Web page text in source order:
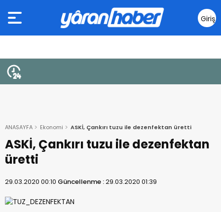
Giriş
Yap
ANASAYFA Ekonomi ASKİ, Çankırı tuzu ile dezenfektan üretti
ASKİ, Çankırı tuzu ile dezenfektan
üretti
29.03.2020 00:10 Güncellenme :29.03.2020 01:39